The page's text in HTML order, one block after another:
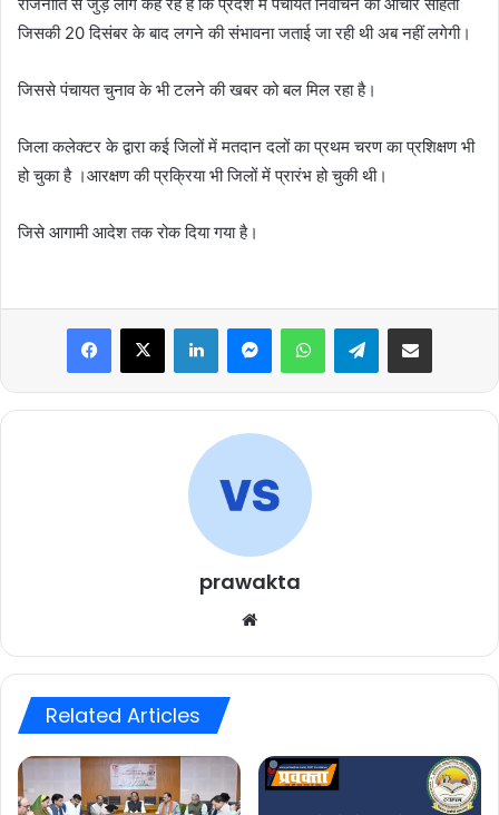
जिसकी 20 दिसंबर के बाद लगने की संभावना जताई जा रही थी अब नहीं लगेगी।
जिससे पंचायत चुनाव के भी टलने की खबर को बल मिल रहा है।
जिला कलेक्टर के द्वारा कई जिलों में मतदान दलों का प्रथम चरण का प्रशिक्षण भी
हो चुका है ।आरक्षण की प्रक्रिया भी जिलों में प्रारंभ हो चुकी थी।
जिसे आगामी आदेश तक रोक दिया गया है।
Facebook
X LinkedInMessengerWhatsAppTelegramShare via Email
prawakta
Related Articles